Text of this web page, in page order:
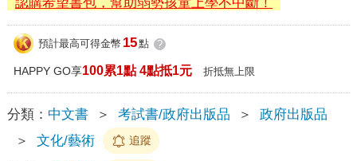
預計最高可得金幣 15點 ?
HAPPY GO享100累1點 4點抵1元 折抵無上限
分類： 中文書 ＞ 考試書/政府出版品 ＞
政府出版品
＞
文化/藝術 追蹤